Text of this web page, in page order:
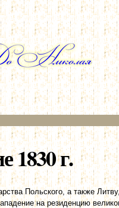
1830 г.
Польского, а также
на резиденцию